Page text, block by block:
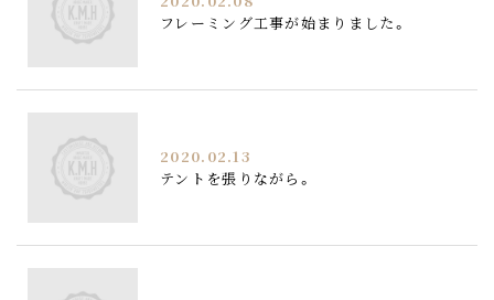
フレーミング工事が始まりました。
2020.02.13
テントを張りながら。